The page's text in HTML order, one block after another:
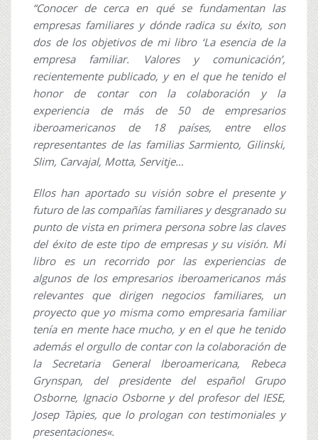
“Conocer de cerca en qué se fundamentan las
empresas familiares y dónde radica su éxito, son
dos de los objetivos de mi libro ‘La esencia de la
empresa familiar. Valores y comunicación’,
recientemente publicado, y en el que he tenido el
honor de contar con la colaboración y la
experiencia de más de 50 de empresarios
iberoamericanos de 18 países, entre ellos
representantes de las familias Sarmiento, Gilinski,
Slim, Carvajal, Motta, Servitje…
Ellos han aportado su visión sobre el presente y
futuro de las compañías familiares y desgranado su
punto de vista en primera persona sobre las claves
del éxito de este tipo de empresas y su visión. Mi
libro es un recorrido por las experiencias de
algunos de los empresarios iberoamericanos más
relevantes que dirigen negocios familiares, un
proyecto que yo misma como empresaria familiar
tenía en mente hace mucho, y en el que he tenido
además el orgullo de contar con la colaboración de
la Secretaria General Iberoamericana, Rebeca
Grynspan, del presidente del español Grupo
Osborne, Ignacio Osborne y del profesor del IESE,
Josep Tàpies, que lo prologan con testimoniales y
presentaciones«.